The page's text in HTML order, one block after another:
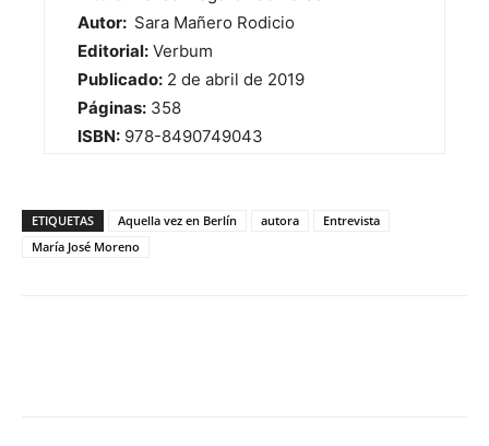
Autor: Sara Mañero Rodicio
Editorial: Verbum
Publicado: 2 de abril de 2019
Páginas: 358
ISBN: 978-8490749043
ETIQUETAS Aquella vez en Berlín autora
Entrevista
María José Moreno